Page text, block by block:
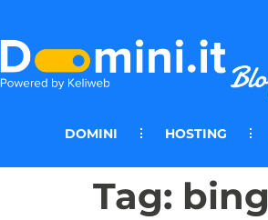
DOMINI HOSTING
Tag: bing